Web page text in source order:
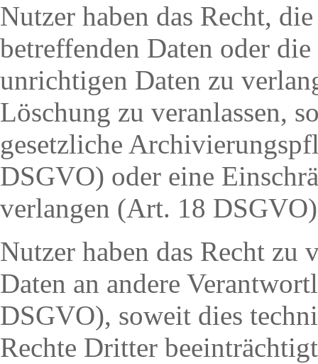
Nutzer haben das Recht,
betreffenden Daten oder
unrichtigen Daten zu
Löschung zu veranlassen,
gesetzliche
DSGVO) oder eine
verlangen (Art. 18
Nutzer haben das Recht zu
Daten an andere
DSGVO), soweit dies
Rechte Dritter